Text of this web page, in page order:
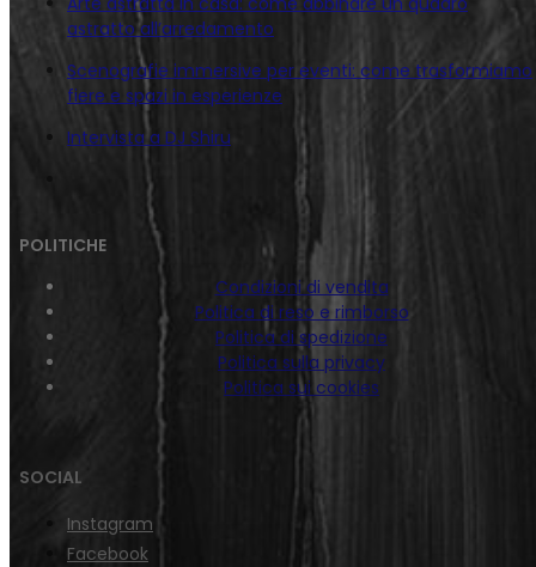
astratto all’arredamento
Scenografie immersive per eventi: come trasformiamo
fiere e spazi in esperienze
Intervista a DJ Shiru
POLITICHE
Condizioni di vendita
Politica di reso e rimborso
Politica di spedizione
Politica sulla privacy
Politica sui cookies
SOCIAL
Instagram
Facebook